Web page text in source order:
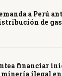
a Perú
de
financiar
ilegal en